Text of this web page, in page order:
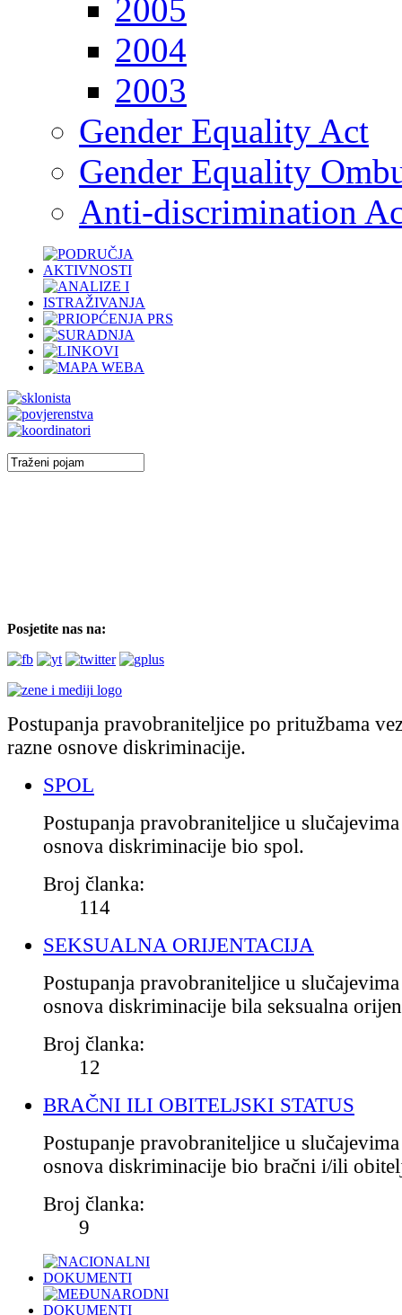
2005
2004
2003
Gender Equality Act
Gender Equality
Anti-discrimination
Posjetite nas na:
Postupanja pravobraniteljice po pritužbama
razne osnove diskriminacije.
SPOL
Postupanja pravobraniteljice u
osnova diskriminacije bio spol.
Broj članka:
114
SEKSUALNA ORIJENTACIJA
Postupanja pravobraniteljice u
osnova diskriminacije bila seksualna
Broj članka:
12
BRAČNI ILI OBITELJSKI STATUS
Postupanje pravobraniteljice u
osnova diskriminacije bio bračni i/ili
Broj članka:
9